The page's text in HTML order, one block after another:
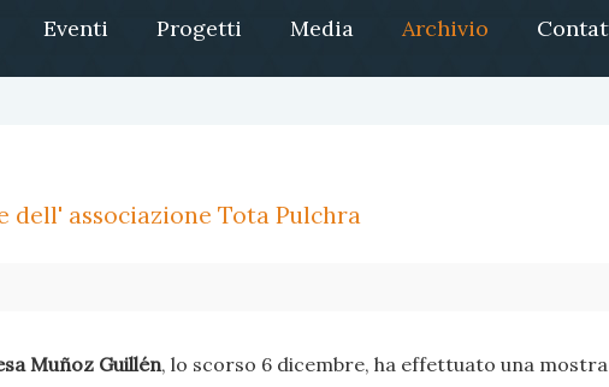
Eventi Progetti Media Archivio
dell' associazione Tota Pulchra
Muñoz Guillén, lo scorso 6 dicembre, ha effettuato una